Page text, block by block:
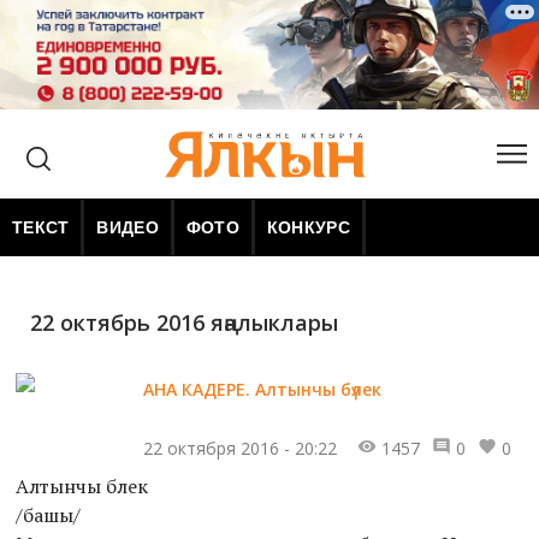
ТЕКСТ ВИДЕО ФОТО КОНКУРС
22 октябрь 2016 яңалыклары
АНА КАДЕРЕ. Алтынчы бүлек
22 октября 2016 - 20:22 1457 0 0
Алтынчы бүлек
/башы/